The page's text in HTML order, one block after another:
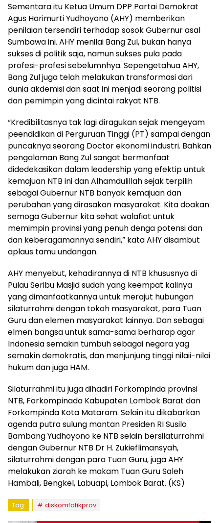
Sementara itu Ketua Umum DPP Partai Demokrat
Agus Harimurti Yudhoyono (AHY) memberikan
penilaian tersendiri terhadap sosok Gubernur asal
Sumbawa ini. AHY menilai Bang Zul, bukan hanya
sukses di politik saja, namun sukses pula pada
profesi-profesi sebelumnhya. Sepengetahua AHY,
Bang Zul juga telah melakukan transformasi dari
dunia akdemisi dan saat ini menjadi seorang politisi
dan pemimpin yang dicintai rakyat NTB.
“Kredibilitasnya tak lagi diragukan sejak mengeyam
peendidikan di Perguruan Tinggi (PT) sampai dengan
puncaknya seorang Doctor ekonomi industri. Bahkan
pengalaman Bang Zul sangat bermanfaat
didedekasikan dalam leadership yang efektip untuk
kemajuan NTB ini dan Alhamdulillah sejak terpilih
sebagai Gubernur NTB banyak kemajuan dan
perubahan yang dirasakan masyarakat. Kita doakan
semoga Gubernur kita sehat walafiat untuk
memimpin provinsi yang penuh denga potensi dan
dan keberagamannya sendiri,” kata AHY disambut
aplaus tamu undangan.
AHY menyebut, kehadirannya di NTB khususnya di
Pulau Seribu Masjid sudah yang keempat kalinya
yang dimanfaatkannya untuk merajut hubungan
silaturrahmi dengan tokoh masyarakat, para Tuan
Guru dan elemen masyarakat lainnya. Dan sebagai
elmen bangsa untuk sama-sama berharap agar
Indonesia semakin tumbuh sebagai negara yag
semakin demokratis, dan menjunjung tinggi nilaii-nilai
hukum dan juga HAM.
Silaturrahmi itu juga dihadiri Forkompinda provinsi
NTB, Forkompinada Kabupaten Lombok Barat dan
Forkompinda Kota Mataram. Selain itu dikabarkan
agenda putra sulung mantan Presiden RI Susilo
Bambang Yudhoyono ke NTB selain bersilaturrahmi
dengan Gubernur NTB Dr H. Zukieflimansyah,
silaturrahmi dengan para Tuan Guru, juga AHY
melakukan ziarah ke makam Tuan Guru Saleh
Hambali, Bengkel, Labuapi, Lombok Barat. (KS)
Tag: diskomfotikprov